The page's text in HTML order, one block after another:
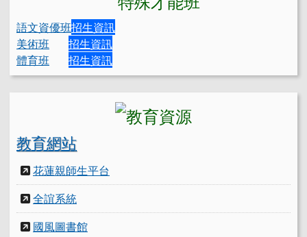
語文資優班招生資訊
美術班
招生資訊
體育班
招生資訊
教育網站
花蓮親師生平台
全誼系統
國風圖書館